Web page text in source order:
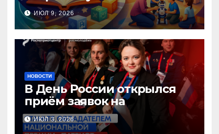
инновационных практик
педагогов дошкольного
образования!
ИЮЛ 9, 2026
НОВОСТИ
В День России открылся
приём заявок на
Национальную премию
«Патриот»
ИЮЛ 3, 2026